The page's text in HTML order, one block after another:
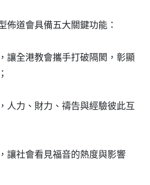
佈道會具備五大關鍵功能：
讓全港教會攜手打破隔閡，彰顯
人力、財力、禱告與經驗彼此互
讓社會看見福音的熱度與影響